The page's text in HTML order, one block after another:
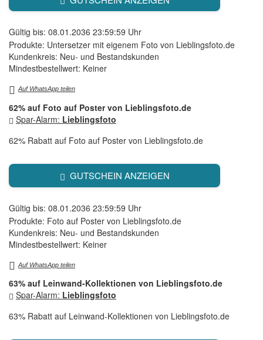
Gültig bis: 08.01.2036 23:59:59 Uhr
Produkte: Untersetzer mit eigenem Foto von Lieblingsfoto.de
Kundenkreis: Neu- und Bestandskunden
Mindestbestellwert: Keiner
Auf WhatsApp teilen
62% auf Foto auf Poster von Lieblingsfoto.de
Spar-Alarm: Lieblingsfoto
62% Rabatt auf Foto auf Poster von Lieblingsfoto.de
GUTSCHEIN ANZEIGEN
Gültig bis: 08.01.2036 23:59:59 Uhr
Produkte: Foto auf Poster von Lieblingsfoto.de
Kundenkreis: Neu- und Bestandskunden
Mindestbestellwert: Keiner
Auf WhatsApp teilen
63% auf Leinwand-Kollektionen von Lieblingsfoto.de
Spar-Alarm: Lieblingsfoto
63% Rabatt auf Leinwand-Kollektionen von Lieblingsfoto.de